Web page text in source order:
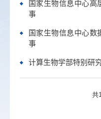
国家生物信息中心高
事
国家生物信息中心数
事
计算生物学部特别研
共